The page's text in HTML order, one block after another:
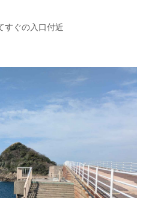
すぐの入口付近